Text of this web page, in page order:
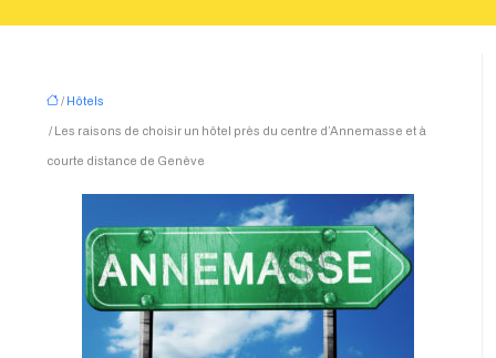
/ Hôtels
/ Les raisons de choisir un hôtel près du centre d’Annemasse et à
courte distance de Genève